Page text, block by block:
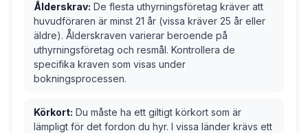
Ålderskrav: De flesta uthyrningsföretag kräver att
huvudföraren är minst 21 år (vissa kräver 25 år eller
äldre). Ålderskraven varierar beroende på
uthyrningsföretag och resmål. Kontrollera de
specifika kraven som visas under
bokningsprocessen.
Körkort: Du måste ha ett giltigt körkort som är
lämpligt för det fordon du hyr. I vissa länder krävs ett